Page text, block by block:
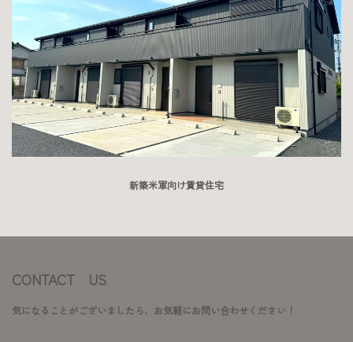
新築米軍向け賃貸住宅
CONTACT US
気になることがございましたら、お気軽にお問い合わせください！